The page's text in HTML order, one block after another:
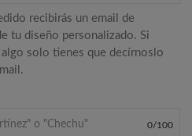
recibirás un email de
tu diseño personalizado. Si
solo tienes que decírnoslo
0/100